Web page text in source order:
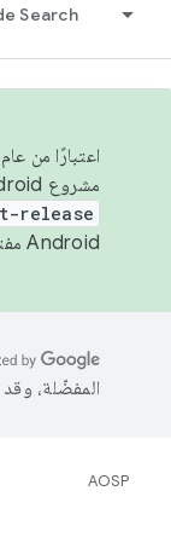
Search
مشروع Android مفتوح المصدر (AOSP) في الربعَين الثاني والرابع. لبناء مشروع Android مفتوح المصدر والمساهمة فيه، استخدِم
release
Android مفتوح المصدر. لمزيد من المعلومات، يُرجى الاطّلاع على
المفضّلة،
AOSP